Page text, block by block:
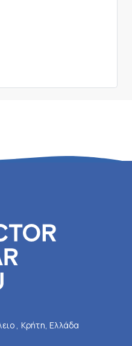
, Κρήτη, Ελλάδα